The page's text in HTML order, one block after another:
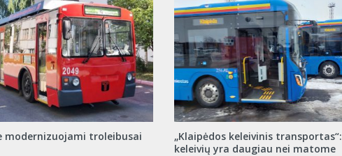
modernizuojami troleibusai
„Klaipėdos keleivinis transportas“:
keleivių yra daugiau nei matome